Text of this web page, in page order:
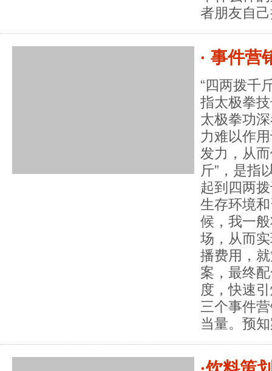
者朋友自
· 事件营
“四两拨千
指太极拳
太极拳功
力难以作
发力，从
斤”，是指
起到四两
生存环境
候，我一
场，从而
播费用，
案，最终
度，快速
三个事件
当量。预